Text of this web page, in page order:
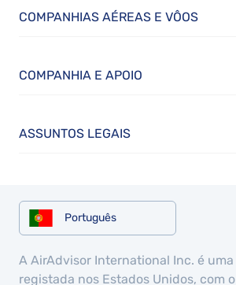
COMPANHIAS AÉREAS E VÔOS
COMPANHIA E APOIO
ASSUNTOS LEGAIS
Português
A AirAdvisor International Inc. é uma
registada nos Estados Unidos, com